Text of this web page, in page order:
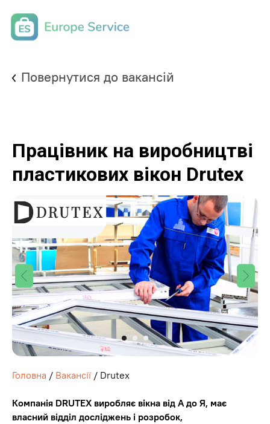
Повернутися до вакансій
Працівник на виробництві
пластикових вікон Drutex
Головна / Вакансії/ Drutex
Компанія DRUTEX виробляє вікна від А до Я, має
власний відділ досліджень і розробок,